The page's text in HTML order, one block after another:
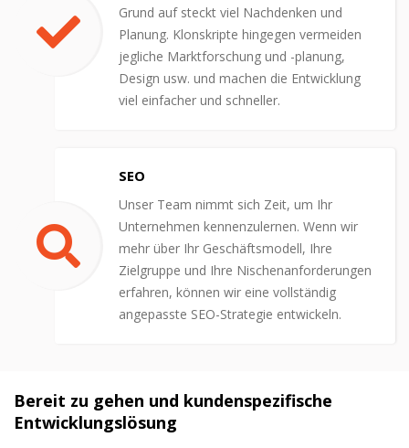
Grund auf steckt viel Nachdenken und
Planung. Klonskripte hingegen vermeiden
jegliche Marktforschung und -planung,
Design usw. und machen die Entwicklung
viel einfacher und schneller.
SEO
Unser Team nimmt sich Zeit, um Ihr
Unternehmen kennenzulernen. Wenn wir
mehr über Ihr Geschäftsmodell, Ihre
Zielgruppe und Ihre Nischenanforderungen
erfahren, können wir eine vollständig
angepasste SEO-Strategie entwickeln.
Bereit zu gehen und kundenspezifische
Entwicklungslösung